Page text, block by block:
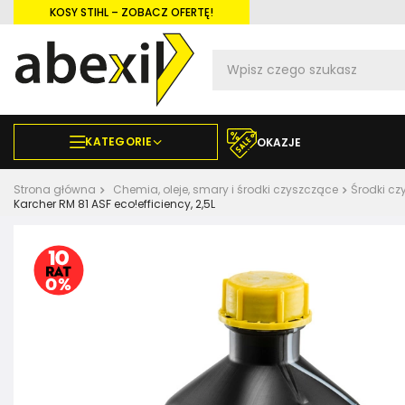
KOSY STIHL – ZOBACZ OFERTĘ!
KATEGORIE OKAZJE
Strona główna Chemia, oleje, smary i środki czyszczące
Środki
Karcher RM 81 ASF eco!efficiency, 2,5L